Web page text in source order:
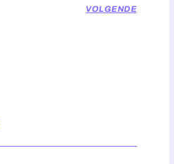
VOLGENDE